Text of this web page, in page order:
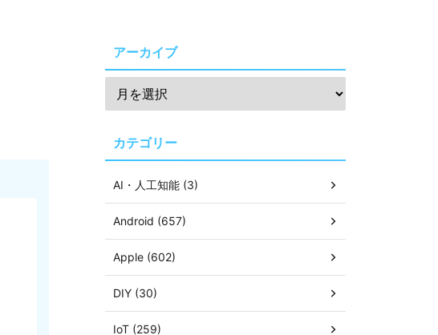
アーカイブ
カテゴリー
AI・人工知能 (3)
Android (657)
Apple (602)
DIY (30)
IoT (259)